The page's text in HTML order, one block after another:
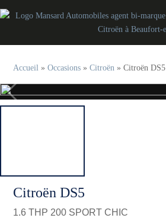
CONTACT
Accueil »Occasions »Citroën »Citroën DS5
Citroën DS5
1.6 THP 200 SPORT CHIC